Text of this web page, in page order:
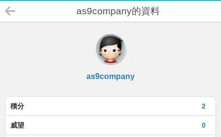
as9company的資料
as9company
2
積分
0
威望